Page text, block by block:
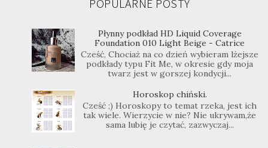
POPULARNE POSTY
Płynny podkład HD Liquid Coverage
Foundation 010 Light Beige - Catrice
Cześć, Chociaż na co dzień wybieram lżejsze
podkłady typu Fit Me, w okresie gdy moja
twarz jest w gorszej kondycji...
Horoskop chiński.
Cześć ;) Horoskopy to temat rzeka, jest ich
tak wiele. Wierzycie w nie? Nie ukrywam,że
sama lubię je czytać, zazwyczaj...